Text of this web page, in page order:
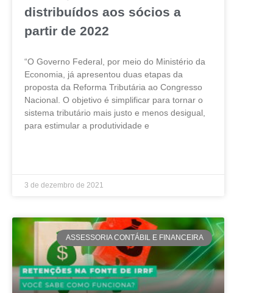
distribuídos aos sócios a
partir de 2022
“O Governo Federal, por meio do Ministério da
Economia, já apresentou duas etapas da
proposta da Reforma Tributária ao Congresso
Nacional. O objetivo é simplificar para tornar o
sistema tributário mais justo e menos desigual,
para estimular a produtividade e
3 de dezembro de 2021
ASSESSORIA CONTÁBIL E FINANCEIRA